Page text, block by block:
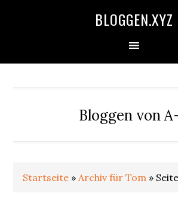
BLOGGEN.XYZ
Bloggen von
Startseite »Archiv für Tom »